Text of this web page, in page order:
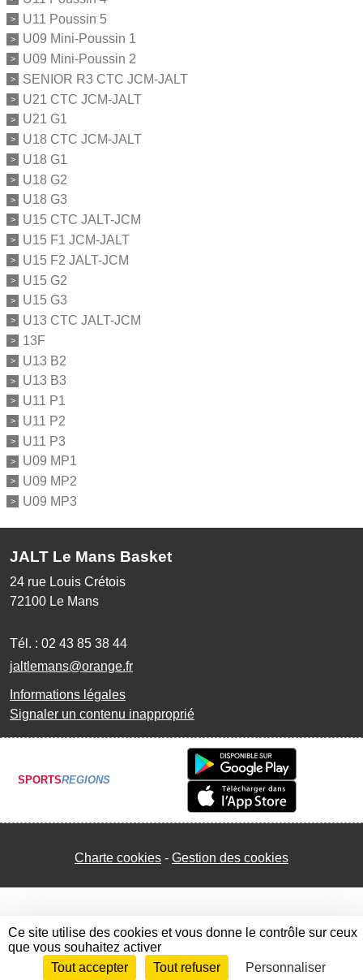
U11 Poussin 5
U09 Mini-Poussin 1
U09 Mini-Poussin 2
SENIOR R3 CTC JCM-JALT
U21 CTC JCM-JALT
U21 G1
U18 CTC JCM-JALT
U18 G1
U18 G2
U18 G3
U15 CTC JALT-JCM
U15 F1 JCM-JALT
U15 F2 JALT-JCM
U15 G2
U15 G3
U13 CTC JALT-JCM
13F
U13 B2
U13 B3
U11 P1
U11 P2
U11 P3
U09 MP1
U09 MP2
U09 MP3
JALT Le Mans Basket
24 rue Louis Crétois
72100 Le Mans
Tél. : 02 43 85 38 44
jaltlemans@orange.fr
Informations légales
Signaler un contenu inapproprié
SPORTSREGIONS
Charte cookies Gestion des cookies
Envie de participer ? Connexion
Ce site utilise des cookies et vous donne le contrôle sur ceux
que vous souhaitez activer
Tout accepter
Tout refuser Personnaliser